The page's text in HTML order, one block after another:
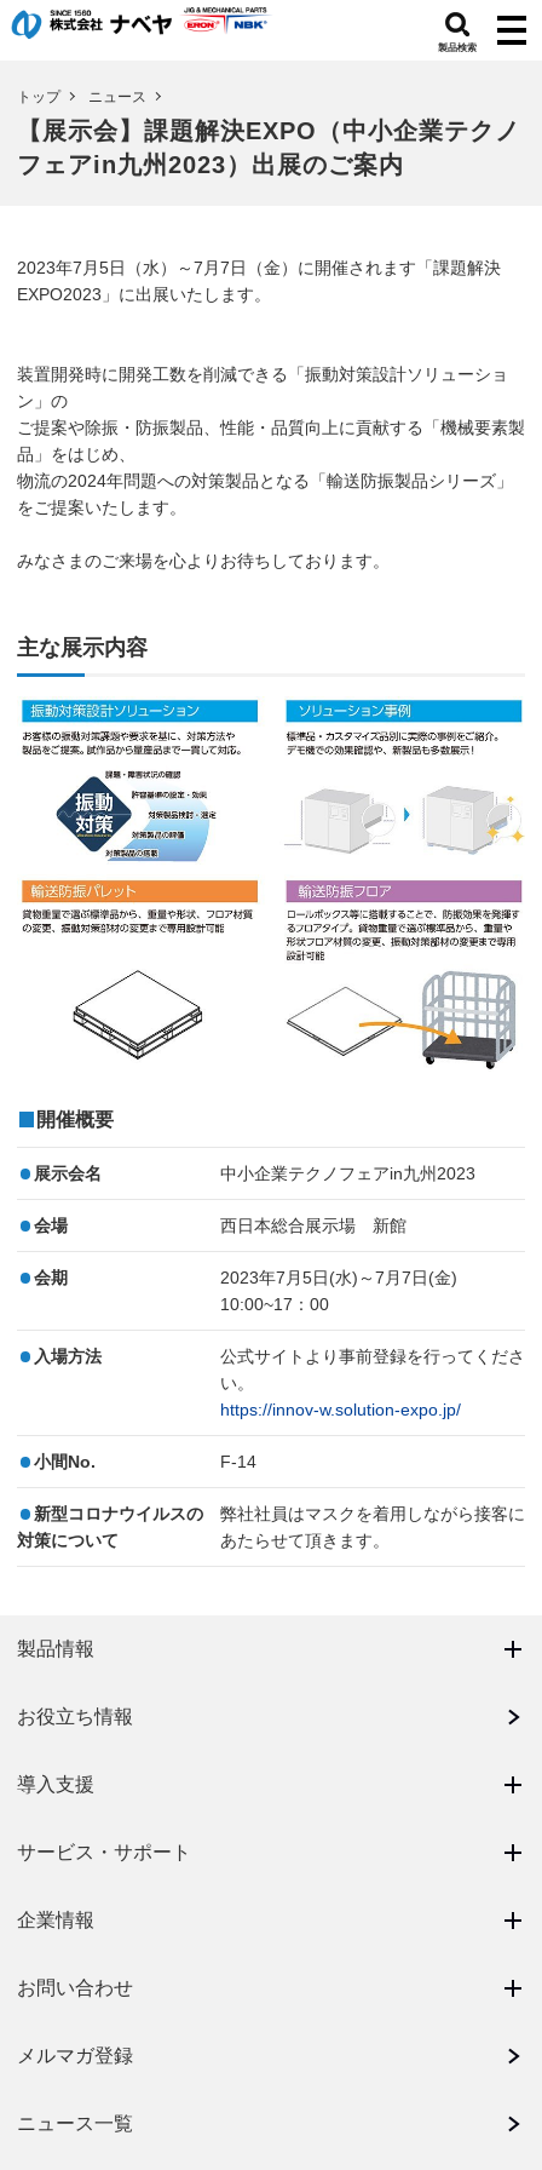
製品検索
トップ ニュース
【展示会】課題解決EXPO（中小企業テクノ
フェアin九州2023）出展のご案内
2023年7月5日（水）～7月7日（金）に開催されます「課題解決
EXPO2023」に出展いたします。
装置開発時に開発工数を削減できる「振動対策設計ソリューショ
ン」の
ご提案や除振・防振製品、性能・品質向上に貢献する「機械要素製
品」をはじめ、
物流の2024年問題への対策製品となる「輸送防振製品シリーズ」
をご提案いたします。
みなさまのご来場を心よりお待ちしております。
主な展示内容
開催概要
展示会名 中小企業テクノフェアin九州2023
会場 西日本総合展示場 新館
会期
2023年7月5日(水)～7月7日(金)
10:00~17：00
入場方法
公式サイトより事前登録を行ってくださ
い。
https://innov-w.solution-expo.jp/
小間No. F-14
新型コロナウイルスの
対策について
弊社社員はマスクを着用しながら接客に
あたらせて頂きます。
製品情報
お役立ち情報
導入支援
サービス・サポート
企業情報
お問い合わせ
メルマガ登録
ニュース一覧